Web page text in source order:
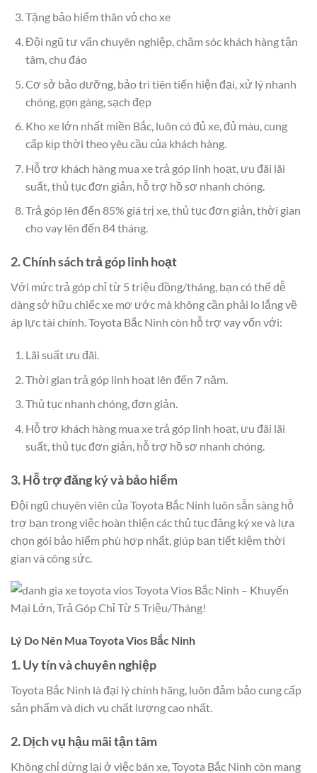
Tặng bảo hiểm thân vỏ cho xe
Đội ngũ tư vấn chuyên nghiệp, chăm sóc khách hàng tận
tâm, chu đáo
Cơ sở bảo dưỡng, bảo trì tiên tiến hiện đại, xử lý nhanh
chóng, gọn gàng, sạch đẹp
Kho xe lớn nhất miền Bắc, luôn có đủ xe, đủ màu, cung
cấp kịp thời theo yêu cầu của khách hàng.
Hỗ trợ khách hàng mua xe trả góp linh hoạt, ưu đãi lãi
suất, thủ tục đơn giản, hỗ trợ hồ sơ nhanh chóng.
Trả góp lên đến 85% giá trị xe, thủ tục đơn giản, thời gian
cho vay lên đến 84 tháng.
2. Chính sách trả góp linh hoạt
Với mức trả góp chỉ từ 5 triệu đồng/tháng, bạn có thể dễ
dàng sở hữu chiếc xe mơ ước mà không cần phải lo lắng về
áp lực tài chính. Toyota Bắc Ninh còn hỗ trợ vay vốn với:
Lãi suất ưu đãi.
Thời gian trả góp linh hoạt lên đến 7 năm.
Thủ tục nhanh chóng, đơn giản.
Hỗ trợ khách hàng mua xe trả góp linh hoạt, ưu đãi lãi
suất, thủ tục đơn giản, hỗ trợ hồ sơ nhanh chóng.
3. Hỗ trợ đăng ký và bảo hiểm
Đội ngũ chuyên viên của Toyota Bắc Ninh luôn sẵn sàng hỗ
trợ bạn trong việc hoàn thiện các thủ tục đăng ký xe và lựa
chọn gói bảo hiểm phù hợp nhất, giúp bạn tiết kiệm thời
gian và công sức.
Lý Do Nên Mua Toyota Vios Bắc Ninh
1. Uy tín và chuyên nghiệp
Toyota Bắc Ninh là đại lý chính hãng, luôn đảm bảo cung cấp
sản phẩm và dịch vụ chất lượng cao nhất.
2. Dịch vụ hậu mãi tận tâm
Không chỉ dừng lại ở việc bán xe, Toyota Bắc Ninh còn mang